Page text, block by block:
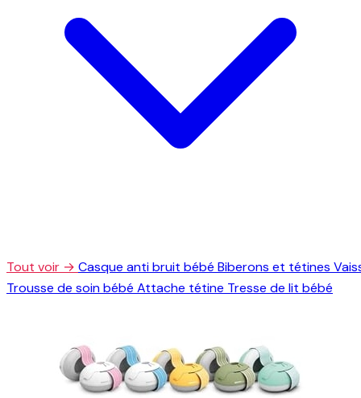
Tout voir → Casque anti bruit bébé Biberons et tétines
Trousse de soin bébé Attache tétine Tresse de lit bébé